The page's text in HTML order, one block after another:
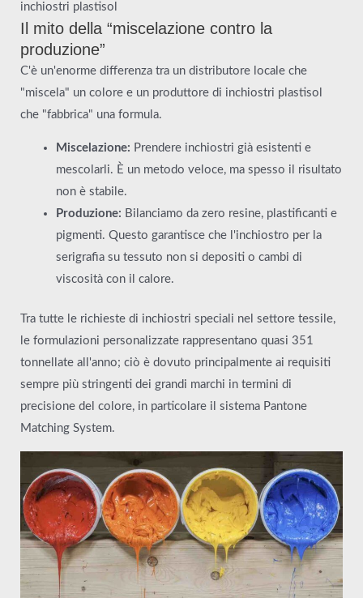
inchiostri plastisol
Il mito della “miscelazione contro la
produzione”
C'è un'enorme differenza tra un distributore locale che
"miscela" un colore e un produttore di inchiostri plastisol
che "fabbrica" una formula.
Miscelazione: Prendere inchiostri già esistenti e
mescolarli. È un metodo veloce, ma spesso il risultato
non è stabile.
Produzione: Bilanciamo da zero resine, plastificanti e
pigmenti. Questo garantisce che l'inchiostro per la
serigrafia su tessuto non si depositi o cambi di
viscosità con il calore.
Tra tutte le richieste di inchiostri speciali nel settore tessile,
le formulazioni personalizzate rappresentano quasi 351
tonnellate all'anno; ciò è dovuto principalmente ai requisiti
sempre più stringenti dei grandi marchi in termini di
precisione del colore, in particolare il sistema Pantone
Matching System.